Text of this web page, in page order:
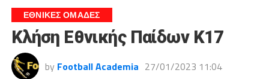
ΕΘΝΙΚΕΣ ΟΜΑΔΕΣ
Κλήση Εθνικής Παίδων Κ17
by Football Academia 27/01/2023 11:04